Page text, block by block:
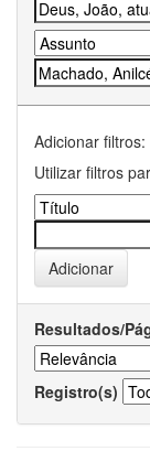
Adicionar filtros:
Utilizar filtros
Resultados/
Registro(s)